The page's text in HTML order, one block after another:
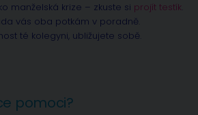
manželská krize – zkuste si projít testík
vás oba potkám v poradně.
té kolegyni, ubližujete sobě.
pomoci?